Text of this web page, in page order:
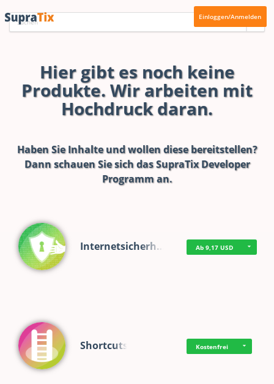
Einloggen/Anmelden
Hier gibt es noch keine
Produkte. Wir arbeiten mit
Hochdruck daran.
Haben Sie Inhalte und wollen diese bereitstellen?
Dann schauen Sie sich dasSupraTix Developer
Programman.
Internetsicherh… Ab 9,17 USD
Shortcuts Kostenfrei